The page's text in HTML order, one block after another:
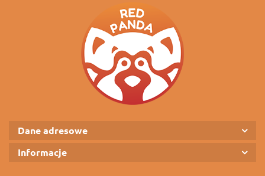
Dane adresowe
Informacje